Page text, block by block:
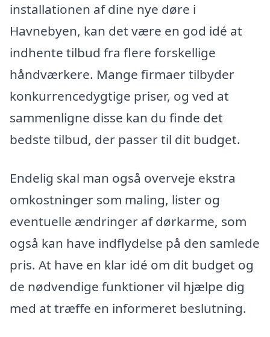
installationen af dine nye døre i
Havnebyen, kan det være en god idé at
indhente tilbud fra flere forskellige
håndværkere. Mange firmaer tilbyder
konkurrencedygtige priser, og ved at
sammenligne disse kan du finde det
bedste tilbud, der passer til dit budget.
Endelig skal man også overveje ekstra
omkostninger som maling, lister og
eventuelle ændringer af dørkarme, som
også kan have indflydelse på den samlede
pris. At have en klar idé om dit budget og
de nødvendige funktioner vil hjælpe dig
med at træffe en informeret beslutning.